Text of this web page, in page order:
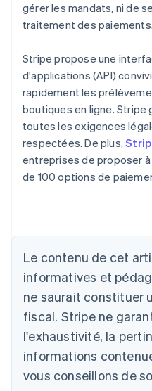
gérer les mandats, ni de
traitement des paiements.
Stripe propose une
d'applications (API)
rapidement les
boutiques en ligne.
toutes les exigences
respectées. De plus,
entreprises de proposer
de 100 options de
Le contenu de cet
informatives et
ne saurait constituer
fiscal. Stripe ne
l'exhaustivité, la
informations
vous conseillons de
DeutschEnglish
Australie
English
Autriche
DeutschEnglish
NederlandsFrançais
Brésil
Português
Bulgarie
English